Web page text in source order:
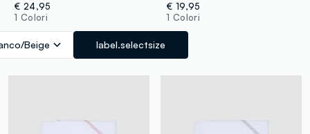
€ 24,95
1 Colori
Beige label.selectsize
€ 19,95
1 Colori